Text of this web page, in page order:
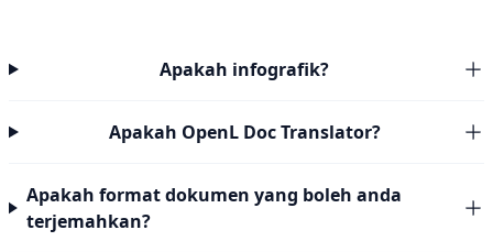
Apakah infografik?
Apakah OpenL Doc Translator?
Apakah format dokumen yang boleh anda
terjemahkan?